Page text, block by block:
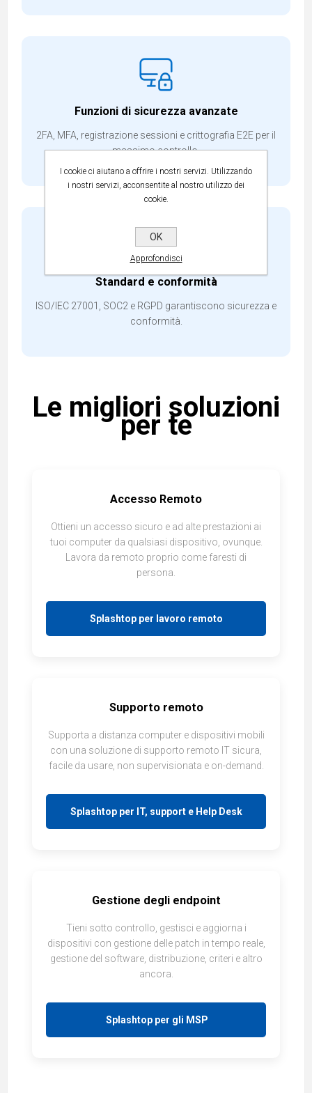
Funzioni di sicurezza avanzate
2FA, MFA, registrazione sessioni e crittografia E2E per il
massimo controllo.
Standard e conformità
ISO/IEC 27001, SOC2 e RGPD garantiscono sicurezza e
conformità.
Le migliori soluzioni
per te
Accesso Remoto
Ottieni un accesso sicuro e ad alte prestazioni ai
tuoi computer da qualsiasi dispositivo, ovunque.
Lavora da remoto proprio come faresti di
persona.
Splashtop per lavoro remoto
Supporto remoto
Supporta a distanza computer e dispositivi mobili
con una soluzione di supporto remoto IT sicura,
facile da usare, non supervisionata e on-demand.
Splashtop per IT, support e Help Desk
Gestione degli endpoint
Tieni sotto controllo, gestisci e aggiorna i
dispositivi con gestione delle patch in tempo reale,
gestione del software, distribuzione, criteri e altro
ancora.
Splashtop per gli MSP
I cookie ci aiutano a offrire i nostri servizi. Utilizzando
i nostri servizi, acconsentite al nostro utilizzo dei
cookie.
OK
Approfondisci